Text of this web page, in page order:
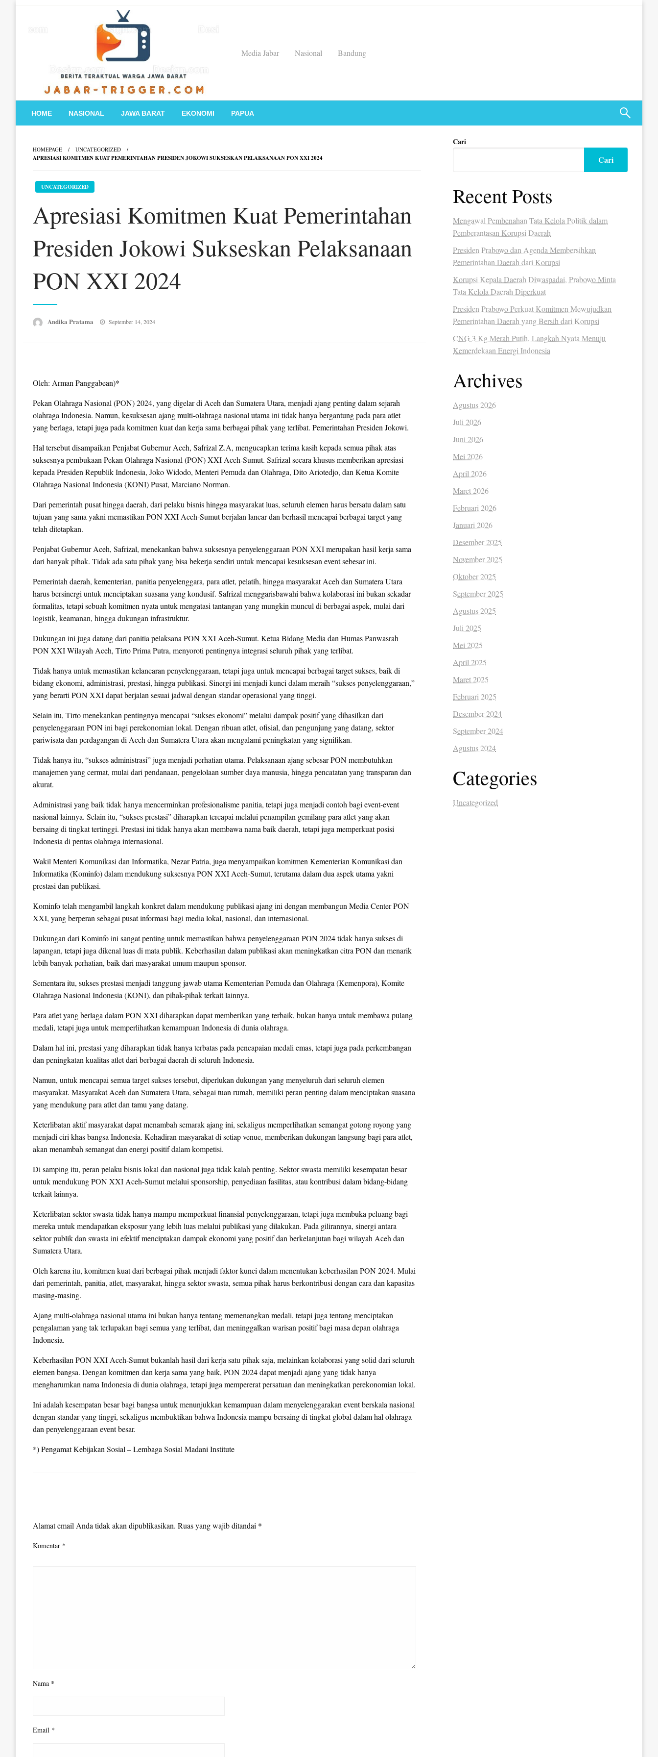
Media Jabar
Nasional Bandung
HOME NASIONAL JAWA BARAT EKONOMI PAPUA
HOMEPAGE UNCATEGORIZED
APRESIASI KOMITMEN KUAT PEMERINTAHAN PRESIDEN JOKOWI SUKSESKAN PELAKSANAAN PON XXI 2024
UNCATEGORIZED
Apresiasi Komitmen Kuat Pemerintahan
Presiden Jokowi Sukseskan Pelaksanaan
PON XXI 2024
Andika Pratama
Posted
September 14, 2024
Oleh: Arman Panggabean)*
Pekan Olahraga Nasional (PON) 2024, yang digelar di Aceh dan Sumatera Utara, menjadi ajang penting dalam sejarah
olahraga Indonesia. Namun, kesuksesan ajang multi-olahraga nasional utama ini tidak hanya bergantung pada para atlet
yang berlaga, tetapi juga pada komitmen kuat dan kerja sama berbagai pihak yang terlibat. Pemerintahan Presiden Jokowi.
Hal tersebut disampaikan Penjabat Gubernur Aceh, Safrizal Z.A, mengucapkan terima kasih kepada semua pihak atas
suksesnya pembukaan Pekan Olahraga Nasional (PON) XXI Aceh-Sumut. Safrizal secara khusus memberikan apresiasi
kepada Presiden Republik Indonesia, Joko Widodo, Menteri Pemuda dan Olahraga, Dito Ariotedjo, dan Ketua Komite
Olahraga Nasional Indonesia (KONI) Pusat, Marciano Norman.
Dari pemerintah pusat hingga daerah, dari pelaku bisnis hingga masyarakat luas, seluruh elemen harus bersatu dalam satu
tujuan yang sama yakni memastikan PON XXI Aceh-Sumut berjalan lancar dan berhasil mencapai berbagai target yang
telah ditetapkan.
Penjabat Gubernur Aceh, Safrizal, menekankan bahwa suksesnya penyelenggaraan PON XXI merupakan hasil kerja sama
dari banyak pihak. Tidak ada satu pihak yang bisa bekerja sendiri untuk mencapai kesuksesan event sebesar ini.
Pemerintah daerah, kementerian, panitia penyelenggara, para atlet, pelatih, hingga masyarakat Aceh dan Sumatera Utara
harus bersinergi untuk menciptakan suasana yang kondusif. Safrizal menggarisbawahi bahwa kolaborasi ini bukan sekadar
formalitas, tetapi sebuah komitmen nyata untuk mengatasi tantangan yang mungkin muncul di berbagai aspek, mulai dari
logistik, keamanan, hingga dukungan infrastruktur.
Dukungan ini juga datang dari panitia pelaksana PON XXI Aceh-Sumut. Ketua Bidang Media dan Humas Panwasrah
PON XXI Wilayah Aceh, Tirto Prima Putra, menyoroti pentingnya integrasi seluruh pihak yang terlibat.
Tidak hanya untuk memastikan kelancaran penyelenggaraan, tetapi juga untuk mencapai berbagai target sukses, baik di
bidang ekonomi, administrasi, prestasi, hingga publikasi. Sinergi ini menjadi kunci dalam meraih “sukses penyelenggaraan,”
yang berarti PON XXI dapat berjalan sesuai jadwal dengan standar operasional yang tinggi.
Selain itu, Tirto menekankan pentingnya mencapai “sukses ekonomi” melalui dampak positif yang dihasilkan dari
penyelenggaraan PON ini bagi perekonomian lokal. Dengan ribuan atlet, ofisial, dan pengunjung yang datang, sektor
pariwisata dan perdagangan di Aceh dan Sumatera Utara akan mengalami peningkatan yang signifikan.
Tidak hanya itu, “sukses administrasi” juga menjadi perhatian utama. Pelaksanaan ajang sebesar PON membutuhkan
manajemen yang cermat, mulai dari pendanaan, pengelolaan sumber daya manusia, hingga pencatatan yang transparan dan
akurat.
Administrasi yang baik tidak hanya mencerminkan profesionalisme panitia, tetapi juga menjadi contoh bagi event-event
nasional lainnya. Selain itu, “sukses prestasi” diharapkan tercapai melalui penampilan gemilang para atlet yang akan
bersaing di tingkat tertinggi. Prestasi ini tidak hanya akan membawa nama baik daerah, tetapi juga memperkuat posisi
Indonesia di pentas olahraga internasional.
Wakil Menteri Komunikasi dan Informatika, Nezar Patria, juga menyampaikan komitmen Kementerian Komunikasi dan
Informatika (Kominfo) dalam mendukung suksesnya PON XXI Aceh-Sumut, terutama dalam dua aspek utama yakni
prestasi dan publikasi.
Kominfo telah mengambil langkah konkret dalam mendukung publikasi ajang ini dengan membangun Media Center PON
XXI, yang berperan sebagai pusat informasi bagi media lokal, nasional, dan internasional.
Dukungan dari Kominfo ini sangat penting untuk memastikan bahwa penyelenggaraan PON 2024 tidak hanya sukses di
lapangan, tetapi juga dikenal luas di mata publik. Keberhasilan dalam publikasi akan meningkatkan citra PON dan menarik
lebih banyak perhatian, baik dari masyarakat umum maupun sponsor.
Sementara itu, sukses prestasi menjadi tanggung jawab utama Kementerian Pemuda dan Olahraga (Kemenpora), Komite
Olahraga Nasional Indonesia (KONI), dan pihak-pihak terkait lainnya.
Para atlet yang berlaga dalam PON XXI diharapkan dapat memberikan yang terbaik, bukan hanya untuk membawa pulang
medali, tetapi juga untuk memperlihatkan kemampuan Indonesia di dunia olahraga.
Dalam hal ini, prestasi yang diharapkan tidak hanya terbatas pada pencapaian medali emas, tetapi juga pada perkembangan
dan peningkatan kualitas atlet dari berbagai daerah di seluruh Indonesia.
Namun, untuk mencapai semua target sukses tersebut, diperlukan dukungan yang menyeluruh dari seluruh elemen
masyarakat. Masyarakat Aceh dan Sumatera Utara, sebagai tuan rumah, memiliki peran penting dalam menciptakan suasana
yang mendukung para atlet dan tamu yang datang.
Keterlibatan aktif masyarakat dapat menambah semarak ajang ini, sekaligus memperlihatkan semangat gotong royong yang
menjadi ciri khas bangsa Indonesia. Kehadiran masyarakat di setiap venue, memberikan dukungan langsung bagi para atlet,
akan menambah semangat dan energi positif dalam kompetisi.
Di samping itu, peran pelaku bisnis lokal dan nasional juga tidak kalah penting. Sektor swasta memiliki kesempatan besar
untuk mendukung PON XXI Aceh-Sumut melalui sponsorship, penyediaan fasilitas, atau kontribusi dalam bidang-bidang
terkait lainnya.
Keterlibatan sektor swasta tidak hanya mampu memperkuat finansial penyelenggaraan, tetapi juga membuka peluang bagi
mereka untuk mendapatkan eksposur yang lebih luas melalui publikasi yang dilakukan. Pada gilirannya, sinergi antara
sektor publik dan swasta ini efektif menciptakan dampak ekonomi yang positif dan berkelanjutan bagi wilayah Aceh dan
Sumatera Utara.
Oleh karena itu, komitmen kuat dari berbagai pihak menjadi faktor kunci dalam menentukan keberhasilan PON 2024. Mulai
dari pemerintah, panitia, atlet, masyarakat, hingga sektor swasta, semua pihak harus berkontribusi dengan cara dan kapasitas
masing-masing.
Ajang multi-olahraga nasional utama ini bukan hanya tentang memenangkan medali, tetapi juga tentang menciptakan
pengalaman yang tak terlupakan bagi semua yang terlibat, dan meninggalkan warisan positif bagi masa depan olahraga
Indonesia.
Keberhasilan PON XXI Aceh-Sumut bukanlah hasil dari kerja satu pihak saja, melainkan kolaborasi yang solid dari seluruh
elemen bangsa. Dengan komitmen dan kerja sama yang baik, PON 2024 dapat menjadi ajang yang tidak hanya
mengharumkan nama Indonesia di dunia olahraga, tetapi juga mempererat persatuan dan meningkatkan perekonomian lokal.
Ini adalah kesempatan besar bagi bangsa untuk menunjukkan kemampuan dalam menyelenggarakan event berskala nasional
dengan standar yang tinggi, sekaligus membuktikan bahwa Indonesia mampu bersaing di tingkat global dalam hal olahraga
dan penyelenggaraan event besar.
*) Pengamat Kebijakan Sosial – Lembaga Sosial Madani Institute
Alamat email Anda tidak akan dipublikasikan. Ruas yang wajib ditandai *
Komentar *
Nama *
Email *
Cari
Cari
Recent Posts
Mengawal Pembenahan Tata Kelola Politik dalam
Pemberantasan Korupsi Daerah
Presiden Prabowo dan Agenda Membersihkan
Pemerintahan Daerah dari Korupsi
Korupsi Kepala Daerah Diwaspadai, Prabowo Minta
Tata Kelola Daerah Diperkuat
Presiden Prabowo Perkuat Komitmen Mewujudkan
Pemerintahan Daerah yang Bersih dari Korupsi
CNG 3 Kg Merah Putih, Langkah Nyata Menuju
Kemerdekaan Energi Indonesia
Archives
Agustus 2026
Juli 2026
Juni 2026
Mei 2026
April 2026
Maret 2026
Februari 2026
Januari 2026
Desember 2025
November 2025
Oktober 2025
September 2025
Agustus 2025
Juli 2025
Mei 2025
April 2025
Maret 2025
Februari 2025
Desember 2024
September 2024
Agustus 2024
Categories
Uncategorized